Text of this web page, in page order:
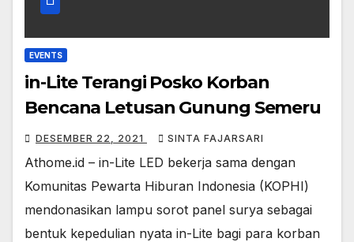
EVENTS
in-Lite Terangi Posko Korban
Bencana Letusan Gunung Semeru
DESEMBER 22, 2021 SINTA FAJARSARI
Athome.id – in-Lite LED bekerja sama dengan
Komunitas Pewarta Hiburan Indonesia (KOPHI)
mendonasikan lampu sorot panel surya sebagai
bentuk kepedulian nyata in-Lite bagi para korban